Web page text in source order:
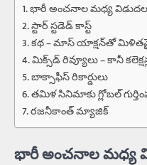
భారీ అంచనాల మధ్య విడుదల
స్టార్ స్టడెడ్ కాస్ట్
కథ – మాస్ యాక్షన్‌తో
మిక్స్‌డ్ రివ్యూలు – కానీ
బాక్సాఫీస్ రికార్డులు
తమిళ సినిమాకు గ్లోబల్
రజనీకాంత్ మ్యాజిక్
భారీ అంచనాల మధ్య